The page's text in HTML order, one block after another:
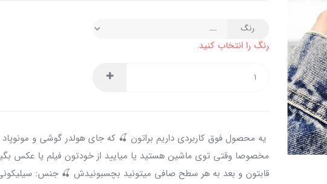
رنگ
رنگ را انتخاب کنید.
یه محصول فوق کاربردی داریم براتون 🍒 که جای هولدر گوشی و مونوپاد
مخصوصا وقتی توی ماشین هستید یا میایید از خودتون فیلم یا عکس
قابتون و بعد به هر سطح صافی میتونید بچسبونیدش 🍒 جنس: سیلیکونی و ۵ رنگ